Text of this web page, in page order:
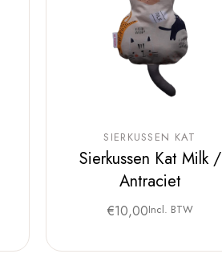
SIERKUSSEN KAT
Sierkussen Kat Milk /
Antraciet
€10,00Incl. BTW